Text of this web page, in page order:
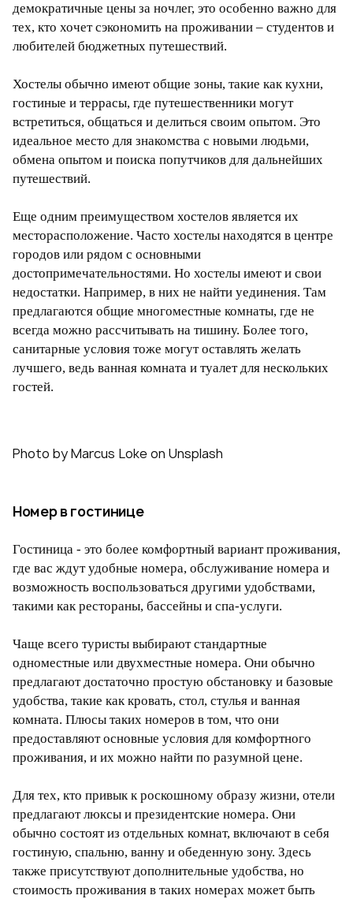
демократичные цены за ночлег, это особенно важно для
тех, кто хочет сэкономить на проживании – студентов и
любителей бюджетных путешествий.
Хостелы обычно имеют общие зоны, такие как кухни,
гостиные и террасы, где путешественники могут
встретиться, общаться и делиться своим опытом. Это
идеальное место для знакомства с новыми людьми,
обмена опытом и поиска попутчиков для дальнейших
путешествий.
Еще одним преимуществом хостелов является их
месторасположение. Часто хостелы находятся в центре
городов или рядом с основными
достопримечательностями. Но хостелы имеют и свои
недостатки. Например, в них не найти уединения. Там
предлагаются общие многоместные комнаты, где не
всегда можно рассчитывать на тишину. Более того,
санитарные условия тоже могут оставлять желать
лучшего, ведь ванная комната и туалет для нескольких
гостей.
Photo by Marcus Loke on Unsplash
Номер в гостинице
Гостиница - это более комфортный вариант проживания,
где вас ждут удобные номера, обслуживание номера и
возможность воспользоваться другими удобствами,
такими как рестораны, бассейны и спа-услуги.
Чаще всего туристы выбирают стандартные
одноместные или двухместные номера. Они обычно
предлагают достаточно простую обстановку и базовые
удобства, такие как кровать, стол, стулья и ванная
комната. Плюсы таких номеров в том, что они
предоставляют основные условия для комфортного
проживания, и их можно найти по разумной цене.
Для тех, кто привык к роскошному образу жизни, отели
предлагают люксы и президентские номера. Они
обычно состоят из отдельных комнат, включают в себя
гостиную, спальню, ванну и обеденную зону. Здесь
также присутствуют дополнительные удобства, но
стоимость проживания в таких номерах может быть